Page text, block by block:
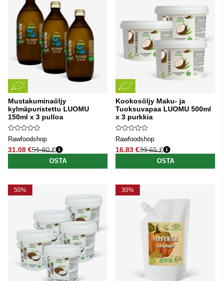
Mustakuminaöljy
kylmäpuristettu LUOMU
150ml x 3 pulloa
Rawfoodshop
31.08 €
Normaali hinta
51.80 €
OSTA
Kookosöljy Maku- ja
Tuoksuvapaa LUOMU 500ml
x 3 purkkia
Rawfoodshop
16.83 €
Normaali hinta
33.65 €
OSTA
50% 30%